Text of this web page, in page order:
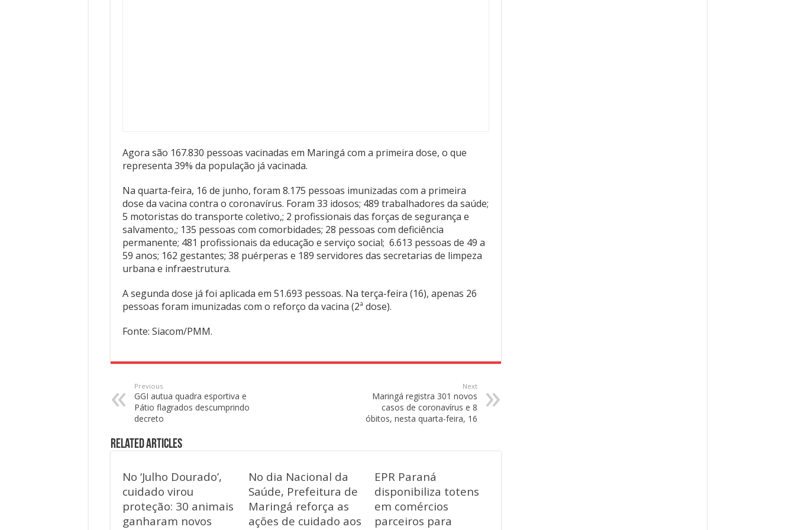
Agora são 167.830 pessoas vacinadas em Maringá com a primeira dose, o que
representa 39% da população já vacinada.
Na quarta-feira, 16 de junho, foram 8.175 pessoas imunizadas com a primeira
dose da vacina contra o coronavírus. Foram 33 idosos; 489 trabalhadores da saúde;
5 motoristas do transporte coletivo,; 2 profissionais das forças de segurança e
salvamento,; 135 pessoas com comorbidades; 28 pessoas com deficiência
permanente; 481 profissionais da educação e serviço social; 6.613 pessoas de 49 a
59 anos; 162 gestantes; 38 puérperas e 189 servidores das secretarias de limpeza
urbana e infraestrutura.
A segunda dose já foi aplicada em 51.693 pessoas. Na terça-feira (16), apenas 26
pessoas foram imunizadas com o reforço da vacina (2ª dose).
Fonte: Siacom/PMM.
Previous
GGI autua quadra esportiva e
Pátio flagrados descumprindo
decreto
Next
Maringá registra 301 novos
casos de coronavírus e 8
óbitos, nesta quarta-feira, 16
Related Articles
No ‘Julho Dourado’,
cuidado virou
proteção: 30 animais
ganharam novos
No dia Nacional da
Saúde, Prefeitura de
Maringá reforça as
ações de cuidado aos
EPR Paraná
disponibiliza totens
em comércios
parceiros para